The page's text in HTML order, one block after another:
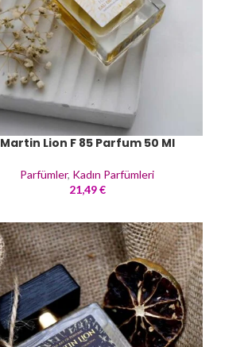
Martin Lion F 85 Parfum 50 Ml
Parfümler, Kadın Parfümleri
21,49€